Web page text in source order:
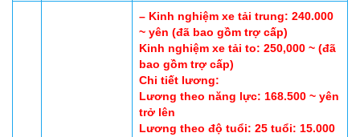
– Kinh nghiệm xe tải trung: 240.000
~ yên (đã bao gồm trợ cấp)
Kinh nghiệm xe tải to: 250,000 ~ (đã
bao gồm trợ cấp)
Chi tiết lương:
Lương theo năng lực: 168.500 ~ yên
trở lên
Lương theo độ tuổi: 25 tuổi: 15.000